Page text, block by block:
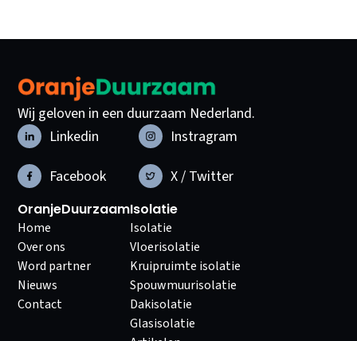
Wij geloven in een duurzaam Nederland.
Linkedin
Instragram
Facebook
X / Twitter
OranjeDuurzaam
Home
Over ons
Word partner
Nieuws
Contact
Isolatie
Isolatie
Vloerisolatie
Kruipruimte isolatie
Spouwmuurisolatie
Dakisolatie
Glasisolatie